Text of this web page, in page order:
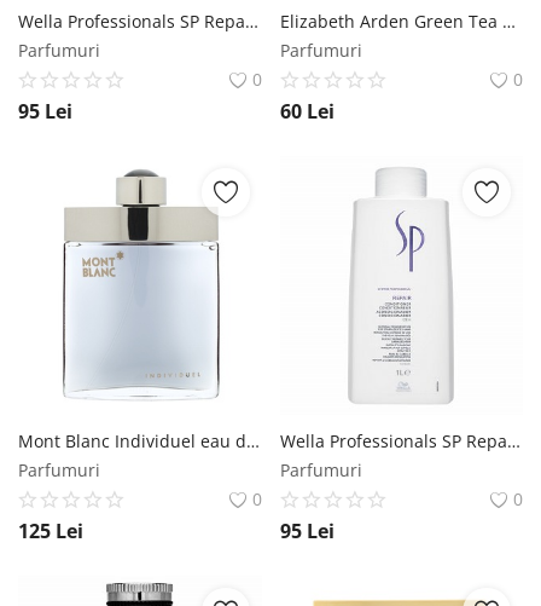
Wella Professionals SP Repair Shampoo sampon pentru păr deteriorat 1000 ml Wella Professionals
Parfumuri
0
95 Lei
Elizabeth Arden Green Tea eau de Parfum pentru femei 100 ml Elizabeth Arden
Parfumuri
0
60 Lei
Mont Blanc Individuel eau de Toilette pentru barbati 75 ml Mont Blanc
Parfumuri
0
125 Lei
Wella Professionals SP Repair Conditioner balsam hranitor pentru păr deteriorat 1000 ml Wella Professionals
Parfumuri
0
95 Lei